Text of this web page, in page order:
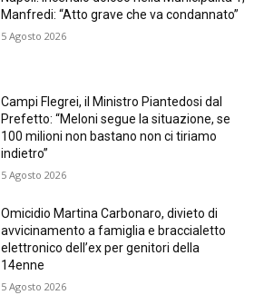
Manfredi: “Atto grave che va condannato”
5 Agosto 2026
Campi Flegrei, il Ministro Piantedosi dal
Prefetto: “Meloni segue la situazione, se
100 milioni non bastano non ci tiriamo
indietro”
5 Agosto 2026
Omicidio Martina Carbonaro, divieto di
avvicinamento a famiglia e braccialetto
elettronico dell’ex per genitori della
14enne
5 Agosto 2026